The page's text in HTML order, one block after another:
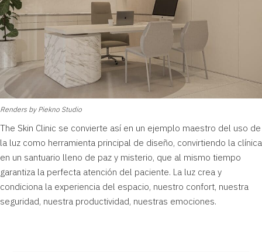
Renders by Piekno Studio
The Skin Clinic se convierte así en un ejemplo maestro del uso de
la luz como herramienta principal de diseño, convirtiendo la clínica
en un santuario lleno de paz y misterio, que al mismo tiempo
garantiza la perfecta atención del paciente. La luz crea y
condiciona la experiencia del espacio, nuestro confort, nuestra
seguridad, nuestra productividad, nuestras emociones.